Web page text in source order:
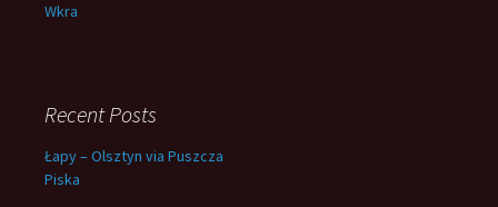
Wkra
Recent Posts
Łapy – Olsztyn via Puszcza
Piska